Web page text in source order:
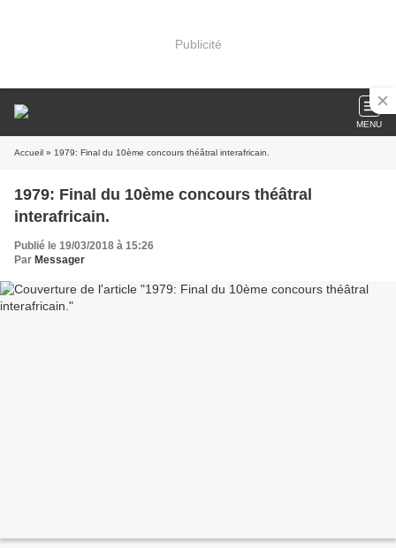
Publicité
MENU
Accueil » 1979: Final du 10ème concours théâtral interafricain.
1979: Final du 10ème concours théâtral
interafricain.
Publié le 19/03/2018 à 15:26
Par Messager